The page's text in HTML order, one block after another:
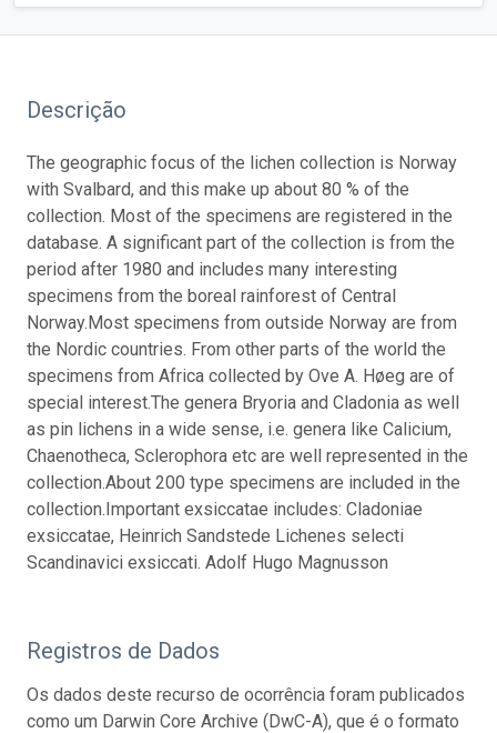
Descrição
The geographic focus of the lichen collection is Norway
with Svalbard, and this make up about 80 % of the
collection. Most of the specimens are registered in the
database. A significant part of the collection is from the
period after 1980 and includes many interesting
specimens from the boreal rainforest of Central
Norway.Most specimens from outside Norway are from
the Nordic countries. From other parts of the world the
specimens from Africa collected by Ove A. Høeg are of
special interest.The genera Bryoria and Cladonia as well
as pin lichens in a wide sense, i.e. genera like Calicium,
Chaenotheca, Sclerophora etc are well represented in the
collection.About 200 type specimens are included in the
collection.Important exsiccatae includes: Cladoniae
exsiccatae, Heinrich Sandstede Lichenes selecti
Scandinavici exsiccati. Adolf Hugo Magnusson
Registros de Dados
Os dados deste recurso de ocorrência foram publicados
como um Darwin Core Archive (DwC-A), que é o formato